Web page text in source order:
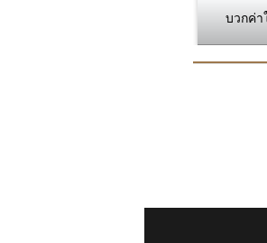
บวกค่า